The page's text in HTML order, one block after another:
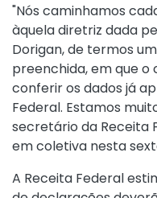
"Nós caminhamos
àquela diretriz dada
Dorigan, de termos
preenchida, em que
conferir os dados já
Federal. Estamos
secretário da Receita
em coletiva nesta
A Receita Federal